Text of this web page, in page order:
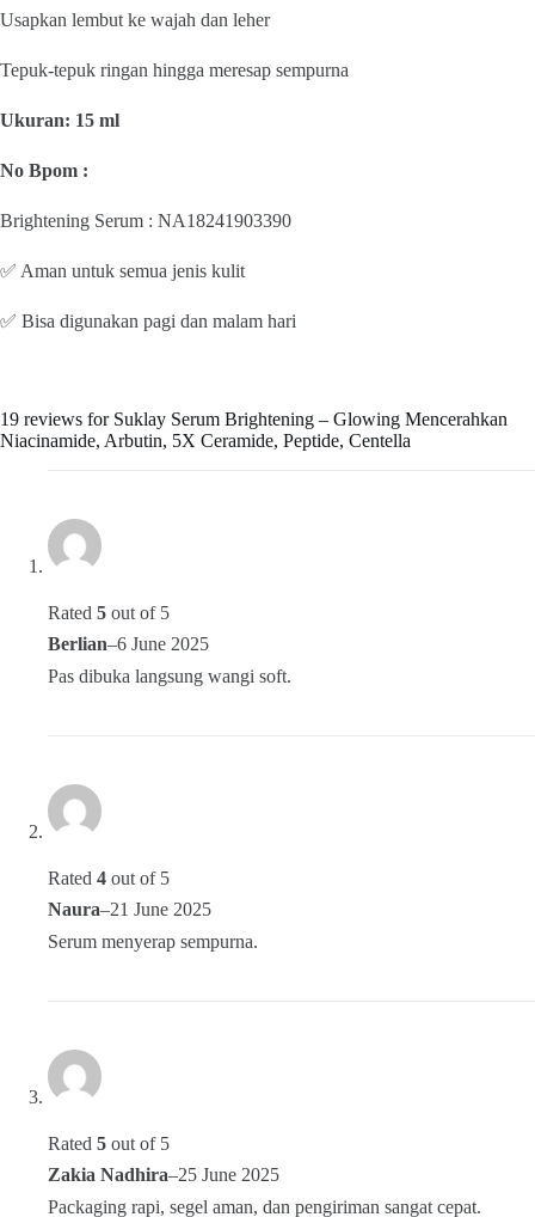
Usapkan lembut ke wajah dan leher
Tepuk-tepuk ringan hingga meresap sempurna
Ukuran: 15 ml
No Bpom :
Brightening Serum : NA18241903390
✅ Aman untuk semua jenis kulit
✅ Bisa digunakan pagi dan malam hari
19 reviews for Suklay Serum Brightening – Glowing Mencerahkan
Niacinamide, Arbutin, 5X Ceramide, Peptide, Centella
Rated 5 out of 5
Berlian–6 June 2025
Pas dibuka langsung wangi soft.
Rated 4 out of 5
Naura–21 June 2025
Serum menyerap sempurna.
Rated 5 out of 5
Zakia Nadhira–25 June 2025
Packaging rapi, segel aman, dan pengiriman sangat cepat.